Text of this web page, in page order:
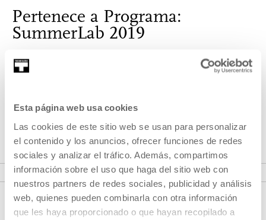
Esta página web usa cookies
Las cookies de este sitio web se usan para personalizar
el contenido y los anuncios, ofrecer funciones de redes
sociales y analizar el tráfico. Además, compartimos
información sobre el uso que haga del sitio web con
nuestros partners de redes sociales, publicidad y análisis
web, quienes pueden combinarla con otra información
que les haya proporcionado o que hayan recopilado a
Pertenece a Programa:
SummerLab 2019
SummerLab es un campamento de verano, un encuentro
cooperativo temporal en torno a temáticas relacionadas
diseño abierto y el aprendizaje en común, que reúne
VER PROGRAMA